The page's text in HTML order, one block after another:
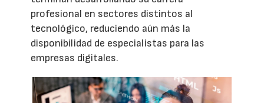
profesional en sectores distintos al
tecnológico, reduciendo aún más la
disponibilidad de especialistas para las
empresas digitales.